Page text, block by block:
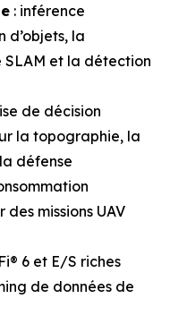
: inférence
la
SLAM et la détection
de décision
la topographie, la
défense
missions UAV
6 et E/S riches
de données de